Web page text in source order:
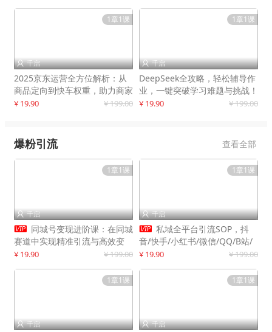
1章1课
 千启
2025京东运营全方位解析：从
商品定向到快车权重，助力商家
打造爆款商品
¥ 19.90 ¥ 199.00
1章1课
 千启
DeepSeek全攻略，轻松辅导作
业，一键突破学习难题与挑战！
¥ 19.90 ¥ 199.00
爆粉引流 查看全部
1章1课
 千启
 同城号变现进阶课：在同城
赛道中实现精准引流与高效变
现，单店月引流成交额提升50%
¥ 19.90 ¥ 199.00
1章1课
 千启
 私域全平台引流SOP，抖
音/快手/小红书/微信/QQ/B站/
闲鱼等，技术合集，高效转化公
¥ 19.90 ¥ 199.00
1章1课
 千启
1章1课
 千启